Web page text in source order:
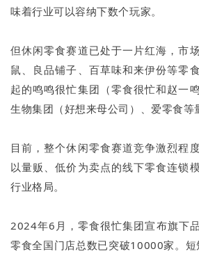
味着行业可以容纳下数个玩家。
但休闲零食赛道已处于一片红海，市
鼠、良品铺子、百草味和来伊份等零
起的鸣鸣很忙集团（零食很忙和赵一
生物集团（好想来母公司）、爱零食等
目前，整个休闲零食赛道竞争激烈程
以量贩、低价为卖点的线下零食连锁
行业格局。
2024年6月，零食很忙集团宣布旗下
零食全国门店总数已突破10000家。